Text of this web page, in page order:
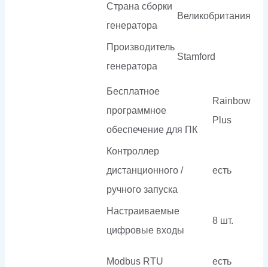
Страна сборки
генератора
Великобритания
Производитель
генератора
Stamford
Бесплатное
программное
обеспечение для ПК
Rainbow
Plus
Контроллер
дистанционного /
ручного запуска
есть
Настраиваемые
цифровые входы
8 шт.
Modbus RTU есть